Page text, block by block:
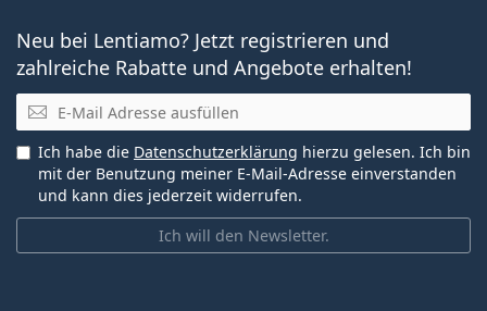
Neu bei Lentiamo? Jetzt registrieren und
zahlreiche Rabatte und Angebote erhalten!
E-Mail
Ich will den Newsletter.
Ich habe die Datenschutzerklärung hierzu gelesen. Ich bin
mit der Benutzung meiner E-Mail-Adresse einverstanden
und kann dies jederzeit widerrufen.